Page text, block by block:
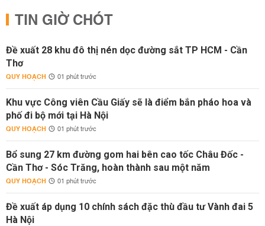
TIN GIỜ CHÓT
Đề xuất 28 khu đô thị nén dọc đường sắt TP HCM - Cần
Thơ
QUY HOẠCH 01 phút trước
Khu vực Công viên Cầu Giấy sẽ là điểm bắn pháo hoa và
phố đi bộ mới tại Hà Nội
QUY HOẠCH 01 phút trước
Bổ sung 27 km đường gom hai bên cao tốc Châu Đốc -
Cần Thơ - Sóc Trăng, hoàn thành sau một năm
QUY HOẠCH 01 phút trước
Đề xuất áp dụng 10 chính sách đặc thù đầu tư Vành đai 5
Hà Nội